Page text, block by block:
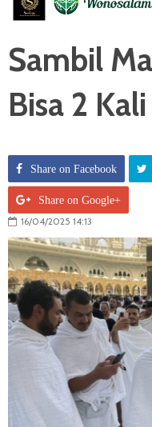
Sambil
Bisa 2
Share on Facebook
Share on Google+
16/04/2025 14:13